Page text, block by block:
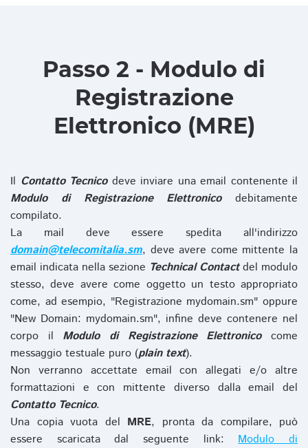
Passo 2 - Modulo di
Registrazione
Elettronico (MRE)
Il Contatto Tecnicodeve inviare una email contenente il
Modulo di Registrazione Elettronicodebitamente
compilato.
La mail deve essere spedita all'indirizzo
domain@telecomitalia.sm, deve avere come mittente la
email indicata nella sezione Technical Contactdel modulo
stesso, deve avere come oggetto un testo appropriato
come, ad esempio, "Registrazione mydomain.sm" oppure
"New Domain: mydomain.sm", infine deve contenere nel
corpo il Modulo di Registrazione Elettronicocome
messaggio testuale puro (plain text).
Non verranno accettate email con allegati e/o altre
formattazioni e con mittente diverso dalla email del
Contatto Tecnico.
Una copia vuota del MRE, pronta da compilare, può
essere scaricata dal seguente link:Modulo di